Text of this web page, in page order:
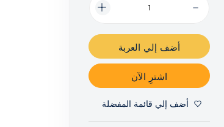
أضف إلي العربة
اشترِ الآن
أضف إلي قائمة المفضلة